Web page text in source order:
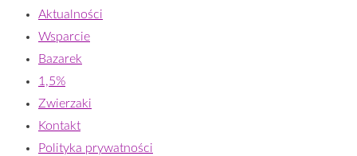
Aktualności
Wsparcie
Bazarek
1,5%
Zwierzaki
Kontakt
Polityka prywatności